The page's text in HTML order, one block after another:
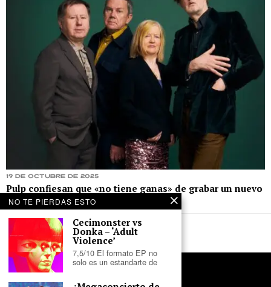
19 de octubre de 2025
Pulp confiesan que «no tiene ganas» de grabar un nuevo
álbum
NO TE PIERDAS ESTO
Cecimonster vs
Donka – ‘Adult
Violence’
7,5/10 El formato EP no
solo es un estandarte de